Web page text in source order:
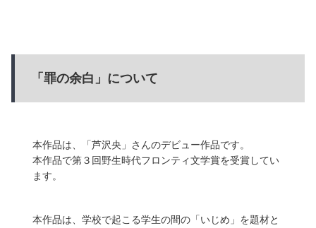
「罪の余白」について
本作品は、「芦沢央」さんのデビュー作品です。
本作品で第３回野生時代フロンティ文学賞を受賞してい
ます。
本作品は、学校で起こる学生の間の「いじめ」を題材と